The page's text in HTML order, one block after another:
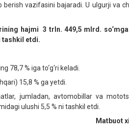
vazifasini bajaradi. U ulgurji va
hajmi 3 trln. 449,5 mlrd.
tashkil etdi.
% iga to‘g‘ri keladi.
15,8 % ga yetdi.
jumladan, avtomobillar va
ulushi 5,5 % ni tashkil etdi.
Matbuot